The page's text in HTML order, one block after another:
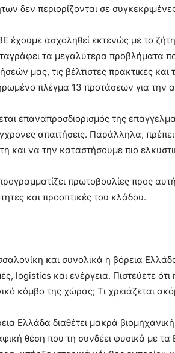
δεν περιορίζονται σε
έχουμε ασχοληθεί εκτενώς με το
τα μεγαλύτερα προβλήματα
μας, τις βέλτιστες πρακτικές
πλέγμα 13 προτάσεων για την
επαναπροσδιορισμός της
απαιτήσεις. Παράλληλα,
και να την καταστήσουμε πιο
πρωτοβουλίες προς
και προοπτικές του κλάδου.
και συνολικά η βόρεια
logistics και ενέργεια. Πιστεύετε
κόμβο της χώρας; Τι χρειάζεται
Ελλάδα διαθέτει μακρά
θέση που τη συνδέει φυσικά με